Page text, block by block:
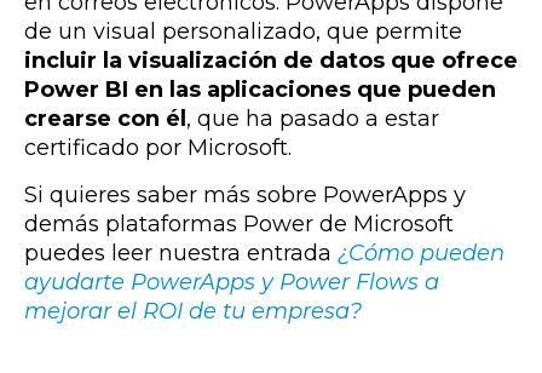
de un visual personalizado, que permite
incluir la visualización de datos que ofrece
Power BI en las aplicaciones que pueden
crearse con él , que ha pasado a estar
certificado por Microsoft.
Si quieres saber más sobre PowerApps y
demás plataformas Power de Microsoft
puedes leer nuestra entrada ¿Cómo pueden
ayudarte PowerApps y Power Flows a
mejorar el ROI de tu empresa?